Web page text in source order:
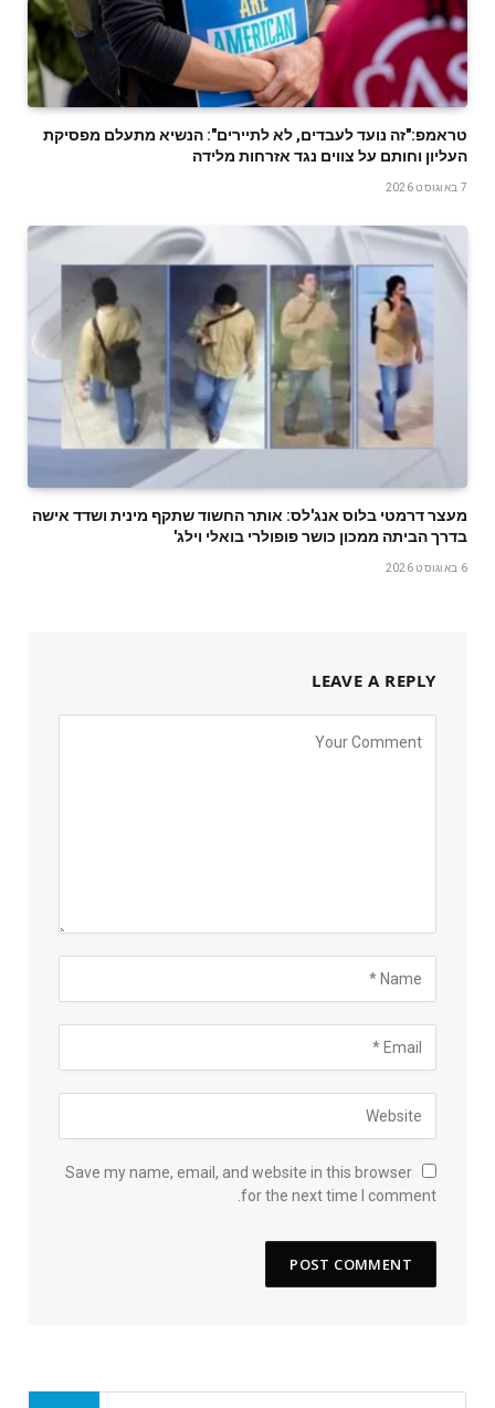
טראמפ:"זה נועד לעבדים, לא לתיירים": הנשיא מתעלם מפסיקת
העליון וחותם על צווים נגד אזרחות מלידה
7 באוגוסט 2026
מעצר דרמטי בלוס אנג'לס: אותר החשוד שתקף מינית ושדד אישה
בדרך הביתה ממכון כושר פופולרי בואלי וילג'
6 באוגוסט 2026
LEAVE A REPLY
Save my name, email, and website in this browser
for the next time I comment.